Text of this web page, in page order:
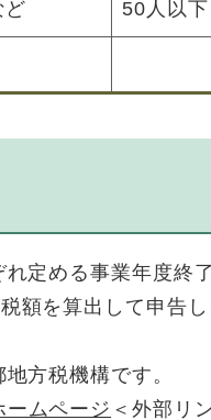
ど 50人以下
定める事業年度終
額を算出して申告
方税機構です。
ムページ ＜外部リ